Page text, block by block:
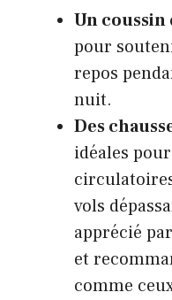
Un coussin
pour
repos
nuit.
Des
idéales
vols
apprécié
et
comme